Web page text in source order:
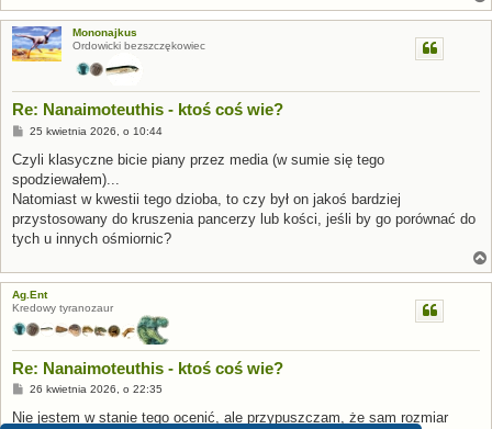
Mononajkus
Ordowicki bezszczękowiec
Re: Nanaimoteuthis - ktoś coś wie?
P
s
25 kwietnia 2026, o 10:44
Czyli klasyczne bicie piany przez media (w sumie się tego
spodziewałem)...
Natomiast w kwestii tego dzioba, to czy był on jakoś bardziej
przystosowany do kruszenia pancerzy lub kości, jeśli by go porównać do
tych u innych ośmiornic?
Ag.Ent
Kredowy tyranozaur
Re: Nanaimoteuthis - ktoś coś wie?
P
s
26 kwietnia 2026, o 22:35
Nie jestem w stanie tego ocenić, ale przypuszczam, że sam rozmiar